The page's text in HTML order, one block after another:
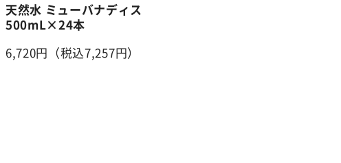
天然水 ミューバナディス
500mL×24本
6,720円（税込7,257円）